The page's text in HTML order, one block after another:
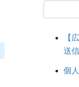
【
送
個